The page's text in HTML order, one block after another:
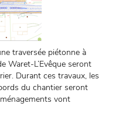
traversée piétonne à
Waret-L’Evêque seront
Durant ces travaux, les
du chantier seront
vont